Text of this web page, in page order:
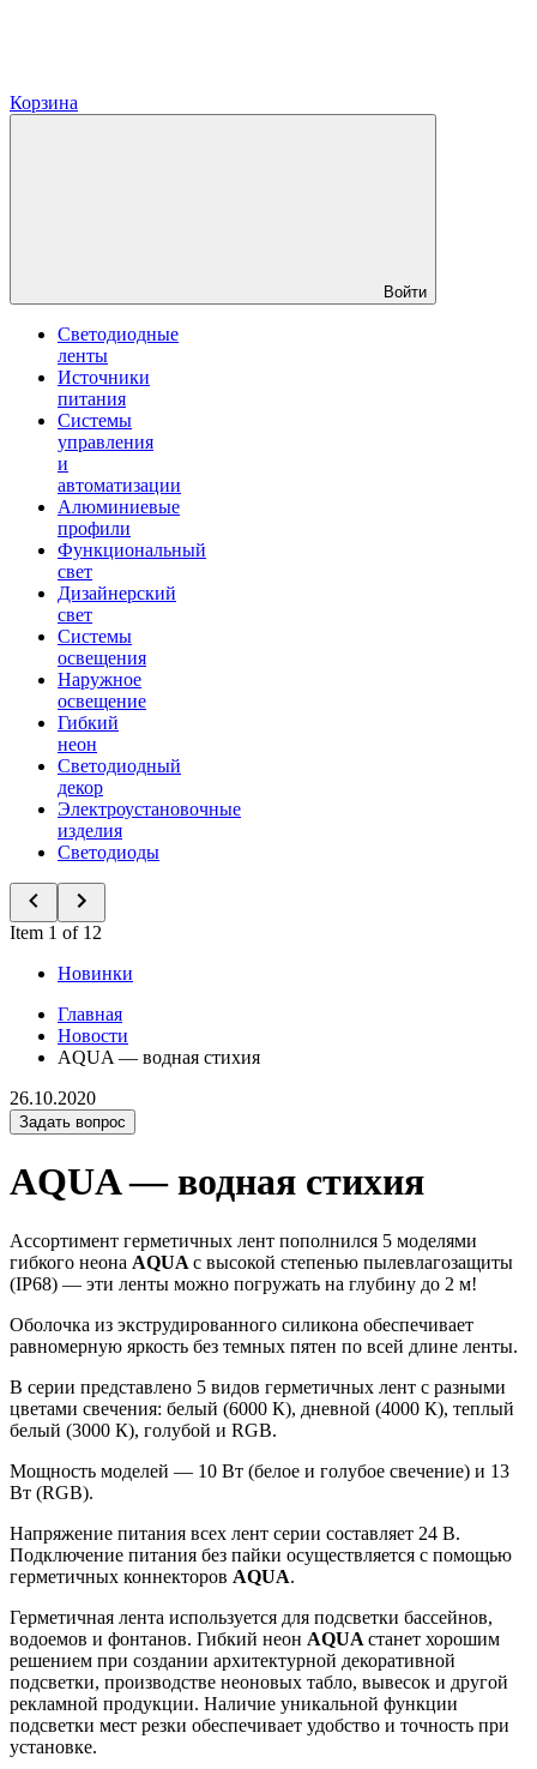
Корзина
Войти
Светодиодные
ленты
Источники
питания
Системы
управления
и
автоматизации
Алюминиевые
профили
Функциональный
свет
Дизайнерский
свет
Системы
освещения
Наружное
освещение
Гибкий
неон
Светодиодный
декор
Электроустановочные
изделия
Светодиоды
Item 1 of 12
Новинки
Главная
Новости
AQUA — водная стихия
26.10.2020
Задать вопрос
AQUA — водная стихия
Ассортимент герметичных лент пополнился 5 моделями
гибкого неона AQUA с высокой степенью пылевлагозащиты
(IP68) — эти ленты можно погружать на глубину до 2 м!
Оболочка из экструдированного силикона обеспечивает
равномерную яркость без темных пятен по всей длине ленты.
В серии представлено 5 видов герметичных лент с разными
цветами свечения: белый (6000 К), дневной (4000 К), теплый
белый (3000 К), голубой и RGB.
Мощность моделей — 10 Вт (белое и голубое свечение) и 13
Вт (RGB).
Напряжение питания всех лент серии составляет 24 В.
Подключение питания без пайки осуществляется с помощью
герметичных коннекторов AQUA.
Герметичная лента используется для подсветки бассейнов,
водоемов и фонтанов. Гибкий неон AQUA станет хорошим
решением при создании архитектурной декоративной
подсветки, производстве неоновых табло, вывесок и другой
рекламной продукции. Наличие уникальной функции
подсветки мест резки обеспечивает удобство и точность при
установке.